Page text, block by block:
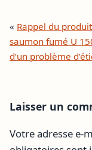
« Rappel du
saumon fumé U
d’un problème
Laisser un
Votre adresse e-